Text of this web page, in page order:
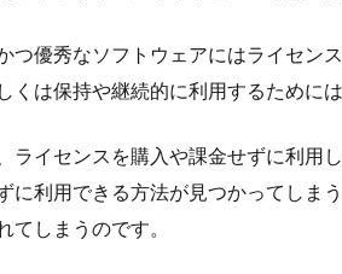
つ優秀なソフトウェアにはライセン
くは保持や継続的に利用するために
ライセンスを購入や課金せずに利用
に利用できる方法が見つかってしま
てしまうのです。